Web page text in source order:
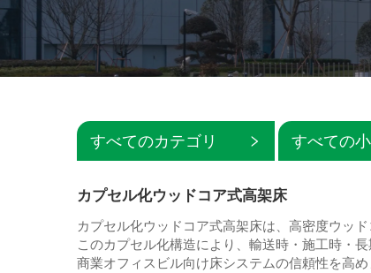
すべてのカテゴリ すべての
カプセル化ウッドコア式高架床
カプセル化ウッドコア式高架床は、高密度ウッ
このカプセル化構造により、輸送時・施工時・
商業オフィスビル向け床システムの信頼性を高め